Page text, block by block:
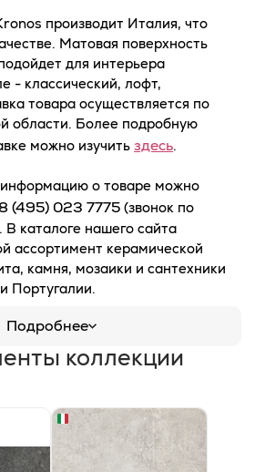
производит Италия, что
Матовая поверхность
для интерьера
- классический, лофт,
товара осуществляется по
области. Более подробную
можно изучить здесь.
о товаре можно
8 (495) 023 7775 (звонок по
каталоге нашего сайта
ассортимент керамической
камня, мозаики и сантехники
Португалии.
Подробнее
коллекции